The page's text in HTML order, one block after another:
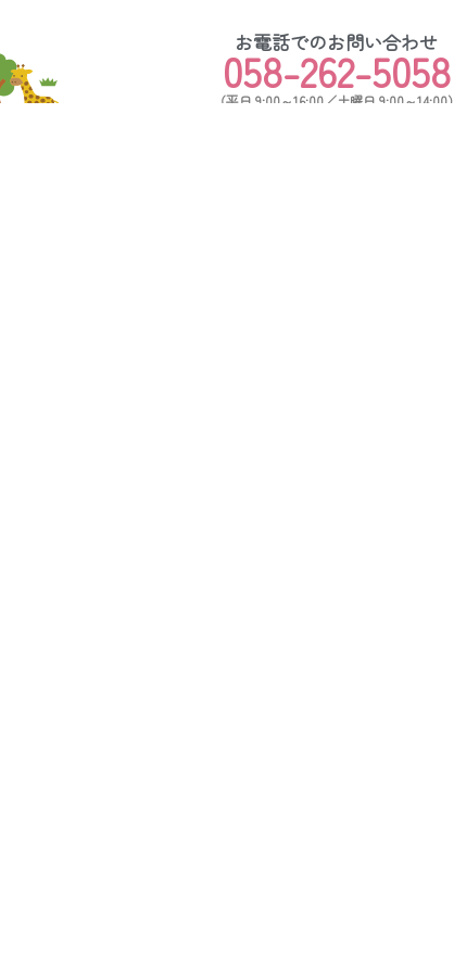
お電話でのお問い合わせ
058-262-5058
（平日 9:00～16:00／土曜日 9:00～14:00）